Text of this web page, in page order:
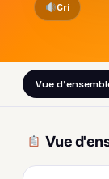
Cri
Vue
Vue